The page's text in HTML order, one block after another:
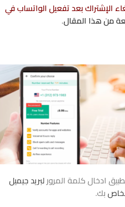
الإشتراك بعد تفعيل الواتساب في
من هذا المقال.
ادخال كلمة المرور لبريد جيميل
بك.